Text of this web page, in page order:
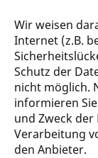
Wir weisen
Internet (z.B.
Schutz der
nicht möglich.
informieren
und Zweck
Verarbeitung
den Anbieter.